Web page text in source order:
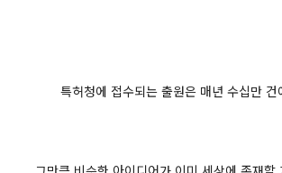
특허청에 접수되는 출원은 매년 수십만 건